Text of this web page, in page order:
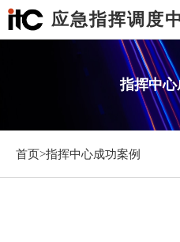
应急指挥调度
指挥中心
首页>指挥中心成功案例